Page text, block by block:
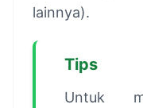
lainnya).
Tips
Untuk